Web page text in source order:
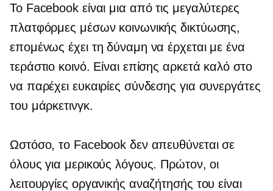
Το Facebook είναι μια από τις μεγαλύτερες
πλατφόρμες μέσων κοινωνικής δικτύωσης,
επομένως έχει τη δύναμη να έρχεται με ένα
τεράστιο κοινό. Είναι επίσης αρκετά καλό στο
να παρέχει ευκαιρίες σύνδεσης για συνεργάτες
του μάρκετινγκ.
Ωστόσο, το Facebook δεν απευθύνεται σε
όλους για μερικούς λόγους. Πρώτον, οι
λειτουργίες οργανικής αναζήτησής του είναι